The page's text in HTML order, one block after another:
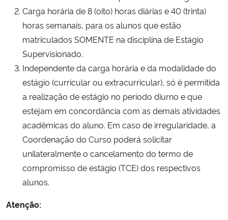
Carga horária de 8 (oito) horas diárias e 40 (trinta)
horas semanais, para os alunos que estão
matriculados SOMENTE na disciplina de Estágio
Supervisionado.
Independente da carga horária e da modalidade do
estágio (curricular ou extracurricular), só é permitida
a realização de estágio no período diurno e que
estejam em concordância com as demais atividades
acadêmicas do aluno. Em caso de irregularidade, a
Coordenação do Curso poderá solicitar
unilateralmente o cancelamento do termo de
compromisso de estágio (TCE) dos respectivos
alunos.
Atenção: